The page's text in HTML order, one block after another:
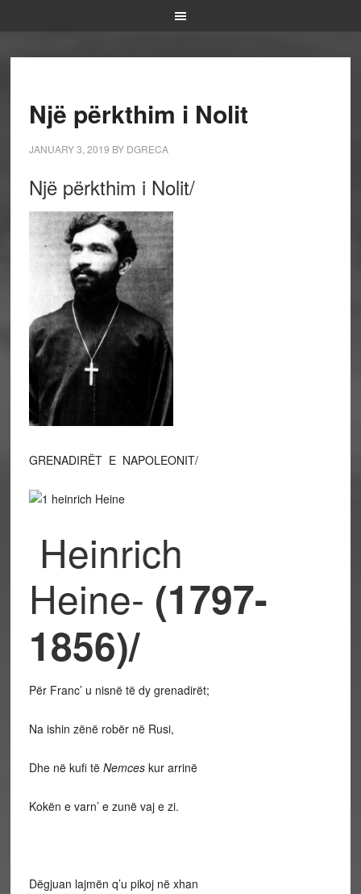
Një përkthim i Nolit
JANUARY 3, 2019 BY DGRECA
Një përkthim i Nolit/
GRENADIRËT E NAPOLEONIT/
Heinrich
Heine- (1797-
1856)/
Për Franc’ u nisnë të dy grenadirët;
Na ishin zënë robër në Rusi,
Dhe në kufi të Nemceskur arrinë
Kokën e varn’ e zunë vaj e zi.
Dëgjuan lajmën q’u pikoj në xhan